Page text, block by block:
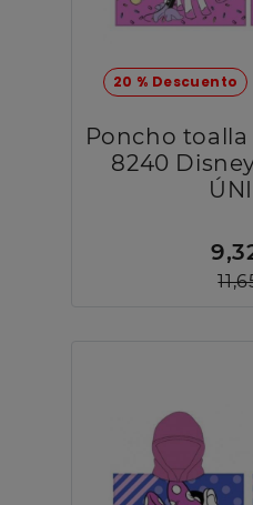
20 % Descuento
Poncho toalla
8240